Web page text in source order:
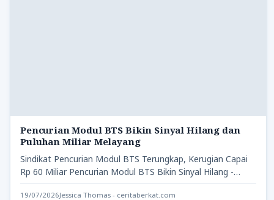
Pencurian Modul BTS Bikin Sinyal Hilang dan
Puluhan Miliar Melayang
Sindikat Pencurian Modul BTS Terungkap, Kerugian Capai
Rp 60 Miliar Pencurian Modul BTS Bikin Sinyal Hilang -
Operasi…
19/07/2026Jessica Thomas - ceritaberkat.com